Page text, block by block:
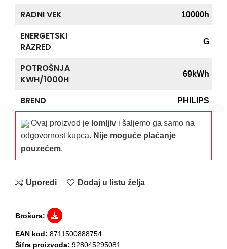
RADNI VEK 10000h
ENERGETSKI
RAZRED
G
POTROŠNJA
KWH/1000H
69kWh
BREND PHILIPS
Ovaj proizvod je lomljiv i šaljemo ga samo na
odgovornost kupca. Nije moguće plaćanje
pouzećem.
Uporedi Dodaj u listu želja
Brošura:
EAN kod: 8711500888754
Šifra proizvoda: 928045295081